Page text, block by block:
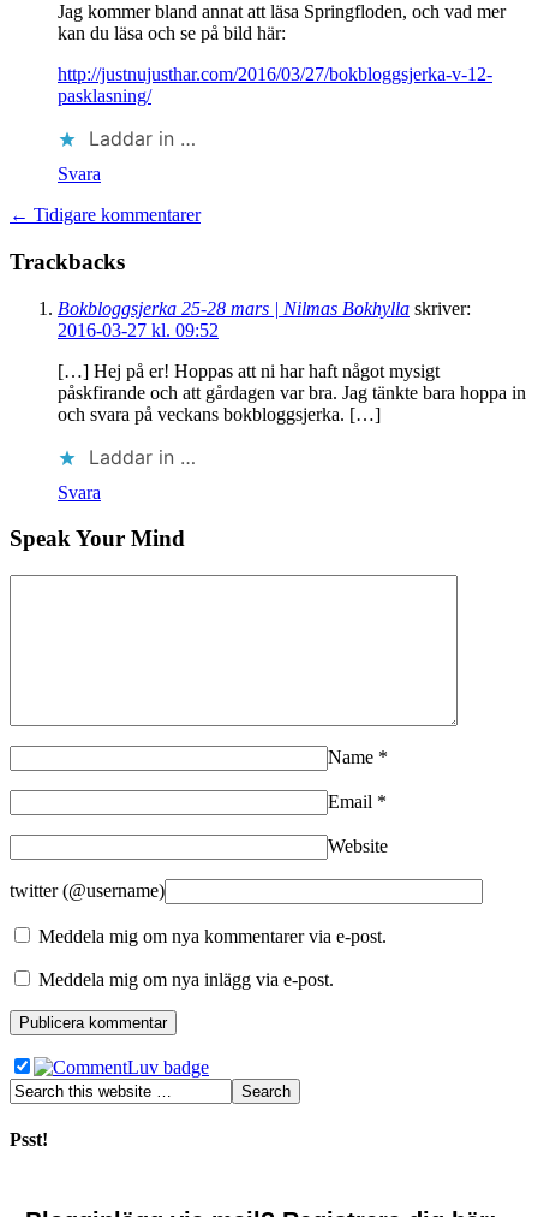
Jag kommer bland annat att läsa Springfloden, och vad mer
kan du läsa och se på bild här:
http://justnujusthar.com/2016/03/27/bokbloggsjerka-v-12-
pasklasning/
Laddar in …
Svara
← Tidigare kommentarer
Trackbacks
Bokbloggsjerka 25-28 mars | Nilmas Bokhylla skriver:
2016-03-27 kl. 09:52
[…] Hej på er! Hoppas att ni har haft något mysigt
påskfirande och att gårdagen var bra. Jag tänkte bara hoppa in
och svara på veckans bokbloggsjerka. […]
Laddar in …
Svara
Speak Your Mind
Name *
Email *
Website
twitter (@username)
Meddela mig om nya kommentarer via e-post.
Meddela mig om nya inlägg via e-post.
Psst!